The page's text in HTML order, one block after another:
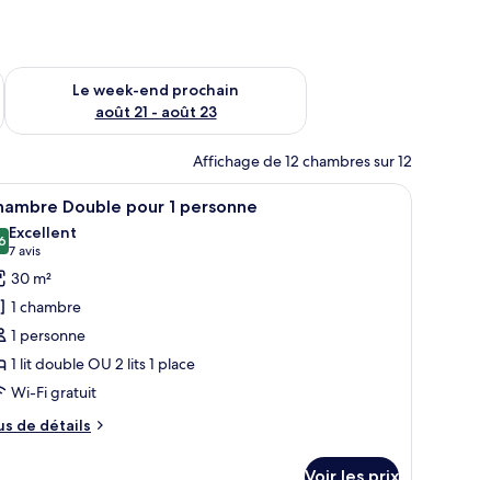
août 14 - août 16
Le week-end prochain
août 21 - août 23
Vérifier la disponibilité pour le week-end prochain août 21 -
Affichage de 12 chambres sur 12
bureau, une chaise et un téléviseur.
:
Une chambre d’hôtel avec un grand lit,
3 Double pour 1 personne
sur 10
Excellent
7 avis
(7 avis)
30 m²
1 chambre
1 personne
1 lit double OU 2 lits 1 place
Wi-Fi gratuit
de détails